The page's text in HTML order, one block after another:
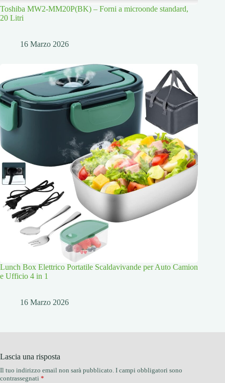
Toshiba MW2-MM20P(BK) – Forni a microonde standard,
20 Litri
16 Marzo 2026
Lunch Box Elettrico Portatile Scaldavivande per Auto Camion
e Ufficio 4 in 1
16 Marzo 2026
Lascia una risposta
Il tuo indirizzo email non sarà pubblicato. I campi obbligatori sono
contrassegnati *